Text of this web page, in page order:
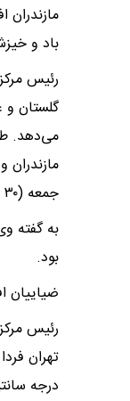
باد و
گلستان
جمعه (۳۰ خردادماه) در غالب مناطق جوی آرام و پایدار مستقر خواهد شد.
به گفته
بود.
ضیاییان
رئیس